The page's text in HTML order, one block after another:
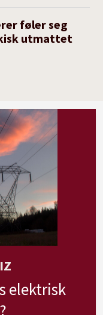
føler seg
utmattet
elektrisk